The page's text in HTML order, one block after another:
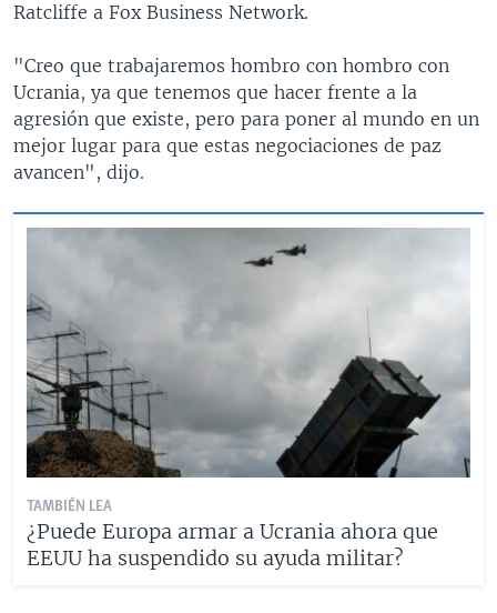
Ratcliffe a Fox Business Network.
"Creo que trabajaremos hombro con hombro con
Ucrania, ya que tenemos que hacer frente a la
agresión que existe, pero para poner al mundo en un
mejor lugar para que estas negociaciones de paz
avancen", dijo.
TAMBIÉN LEA
¿Puede Europa armar a Ucrania ahora que
EEUU ha suspendido su ayuda militar?